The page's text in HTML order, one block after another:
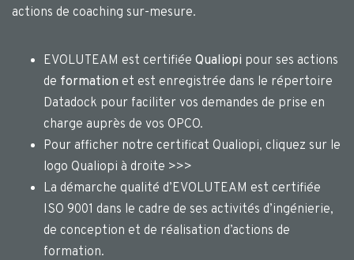
actions de coaching sur-mesure.
EVOLUTEAM est certifiée Qualiopi pour ses actions
de formation et est enregistrée dans le répertoire
Datadock pour faciliter vos demandes de prise en
charge auprès de vos OPCO.
Pour afficher notre certificat Qualiopi, cliquez sur le
logo Qualiopi à droite >>>
La démarche qualité d’EVOLUTEAM est certifiée
ISO 9001 dans le cadre de ses activités d’ingénierie,
de conception et de réalisation d’actions de
formation.